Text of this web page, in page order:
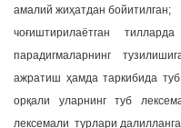
амалий жиҳатдан бойитилган;
чоғиштирилаётган
парадигмаларнинг
ажратиш ҳамда таркибида
орқали уларнинг туб
лексемали турлари